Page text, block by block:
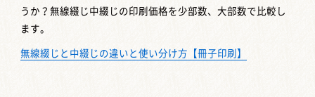
うか？無線綴じ中綴じの印刷価格を少部数、大部数で比較し
ます。
無線綴じと中綴じの違いと使い分け方【冊子印刷】